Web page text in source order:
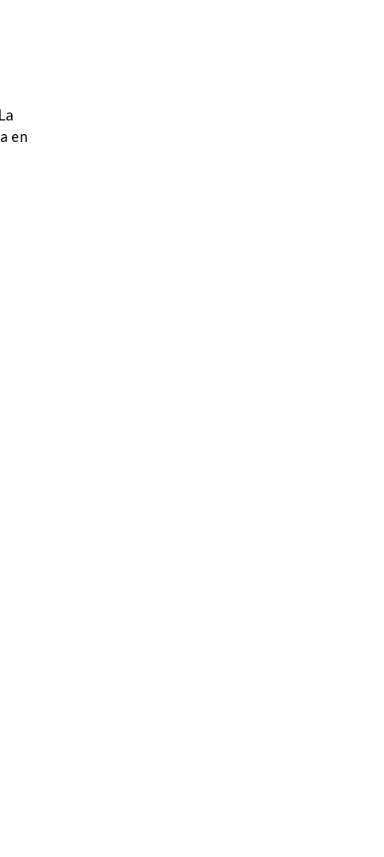
en